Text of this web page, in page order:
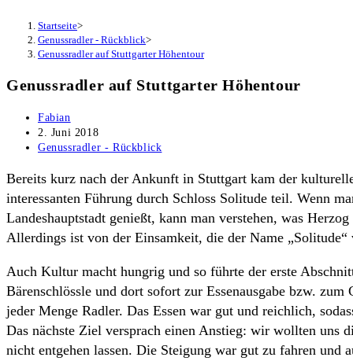
Startseite>
Genussradler - Rückblick>
Genussradler auf Stuttgarter Höhentour
Genussradler auf Stuttgarter Höhentour
Beitrags-
Autor:
Fabian
Beitrag
veröffentlicht:
2. Juni 2018
Beitrags-
Genussradler - Rückblick
Bereits kurz nach der Ankunft in Stuttgart kam der
interessanten Führung durch Schloss Solitude teil. Wenn
Landeshauptstadt genießt, kann man verstehen, was
Allerdings ist von der Einsamkeit, die der Name
Auch Kultur macht hungrig und so führte der erste
Bärenschlössle und dort sofort zur Essenausgabe bzw.
jeder Menge Radler. Das Essen war gut und reichlich,
Das nächste Ziel versprach einen Anstieg: wir wollten uns
nicht entgehen lassen. Die Steigung war gut zu fahren und